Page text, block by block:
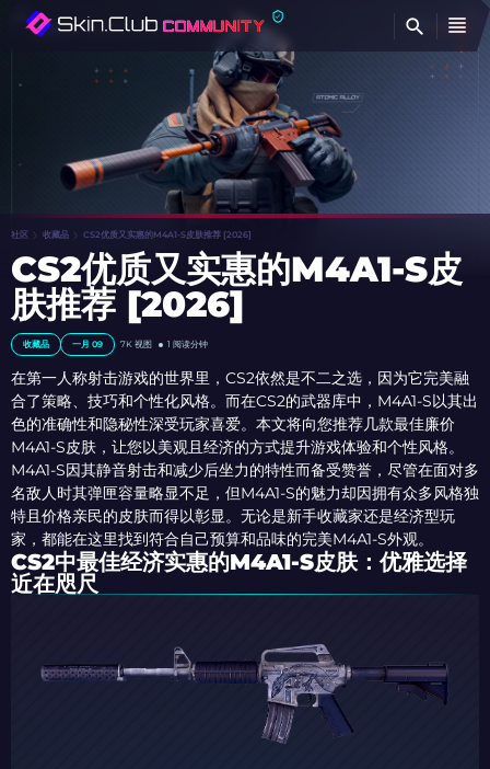
社区 收藏品 CS2优质又实惠的M4A1-S皮肤推荐 [2026]
CS2优质又实惠的M4A1-S皮
肤推荐 [2026]
收藏品 一月 09 7K 视图 1 阅读分钟
在第一人称射击游戏的世界里，CS2依然是不二之选，因为它完美融
合了策略、技巧和个性化风格。而在CS2的武器库中，M4A1-S以其出
色的准确性和隐秘性深受玩家喜爱。本文将向您推荐几款最佳廉价
M4A1-S皮肤，让您以美观且经济的方式提升游戏体验和个性风格。
M4A1-S因其静音射击和减少后坐力的特性而备受赞誉，尽管在面对多
名敌人时其弹匣容量略显不足，但M4A1-S的魅力却因拥有众多风格独
特且价格亲民的皮肤而得以彰显。无论是新手收藏家还是经济型玩
家，都能在这里找到符合自己预算和品味的完美M4A1-S外观。
CS2中最佳经济实惠的M4A1-S皮肤：优雅选择
近在咫尺